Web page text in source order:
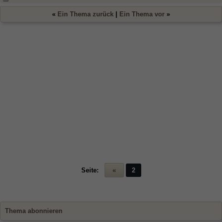
« Ein Thema zurück Ein Thema vor »
Seite: « 2
Thema abonnieren